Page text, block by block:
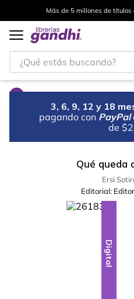
Más de 5 millones de
¿Qué estás buscando?
3, 6, 9, 12 y 18
pagando con PayPal
de
Qué queda
Ersi
Editorial:
Digital